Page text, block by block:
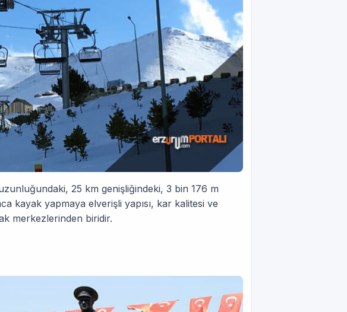
25 km genişliğindeki, 3 bin 176 m
kayak yapmaya elverişli yapısı, kar kalitesi ve
merkezlerinden biridir.